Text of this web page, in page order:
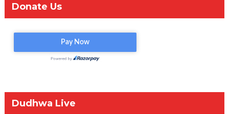
Donate Us
Dudhwa Live